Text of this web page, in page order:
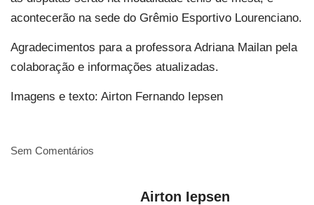
acontecerão na sede do Grêmio Esportivo Lourenciano.
Agradecimentos para a professora Adriana Mailan pela
colaboração e informações atualizadas.
Imagens e texto: Airton Fernando Iepsen
Sem Comentários
Airton Iepsen